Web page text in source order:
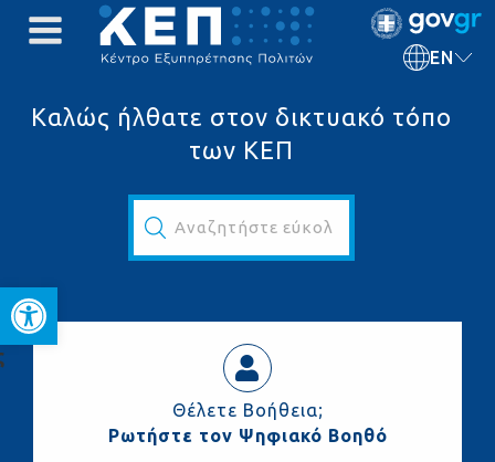
Open toolbar
EN
Καλώς ήλθατε στον δικτυακό τόπο
των ΚΕΠ
Αναζητήστε εύκολα και γρήγορα...
Θέλετε Βοήθεια;
Ρωτήστε τον Ψηφιακό Βοηθό